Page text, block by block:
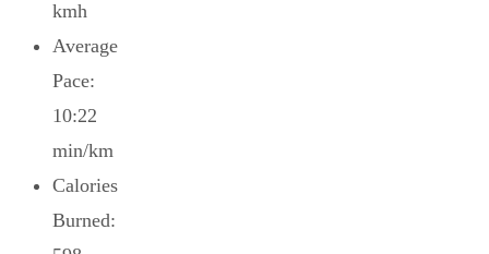
kmh
Average
Pace:
10:22
min/km
Calories
Burned: